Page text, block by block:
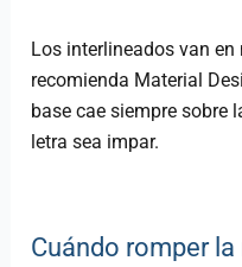
Los interlineados van
recomienda Material
base cae siempre sobre
letra sea impar.
Cuándo romper